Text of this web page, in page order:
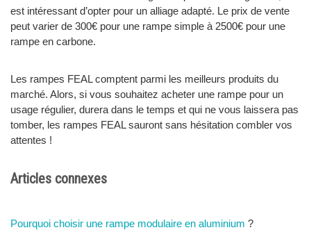
est intéressant d’opter pour un alliage adapté. Le prix de vente
peut varier de 300€ pour une rampe simple à 2500€ pour une
rampe en carbone.
Les rampes FEAL comptent parmi les meilleurs produits du
marché. Alors, si vous souhaitez acheter une rampe pour un
usage régulier, durera dans le temps et qui ne vous laissera pas
tomber, les rampes FEAL sauront sans hésitation combler vos
attentes !
Articles connexes
Pourquoi choisir une rampe modulaire en aluminium ?